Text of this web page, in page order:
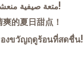
متعة صيفية منعشة!
爽的夏日甜点！
งขวัญฤดูร้อนที่สดชื่น!